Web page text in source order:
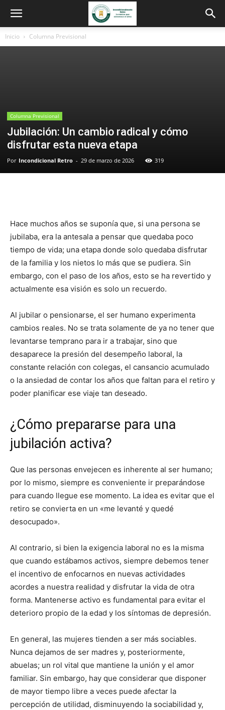
Inicio Columna Previsional
Columna Previsional
Jubilación: Un cambio radical y cómo
disfrutar esta nueva etapa
Por Incondicional Retro - 29 de marzo de 2026 319
Hace muchos años se suponía que, si una persona se
jubilaba, era la antesala a pensar que quedaba poco
tiempo de vida; una etapa donde solo quedaba disfrutar
de la familia y los nietos lo más que se pudiera. Sin
embargo, con el paso de los años, esto se ha revertido y
actualmente esa visión es solo un recuerdo.
Al jubilar o pensionarse, el ser humano experimenta
cambios reales. No se trata solamente de ya no tener que
levantarse temprano para ir a trabajar, sino que
desaparece la presión del desempeño laboral, la
constante relación con colegas, el cansancio acumulado
o la ansiedad de contar los años que faltan para el retiro y
poder planificar ese viaje tan deseado.
¿Cómo prepararse para una
jubilación activa?
Que las personas envejecen es inherente al ser humano;
por lo mismo, siempre es conveniente ir preparándose
para cuando llegue ese momento. La idea es evitar que el
retiro se convierta en un «me levanté y quedé
desocupado».
Al contrario, si bien la exigencia laboral no es la misma
que cuando estábamos activos, siempre debemos tener
el incentivo de enfocarnos en nuevas actividades
acordes a nuestra realidad y disfrutar la vida de otra
forma. Mantenerse activo es fundamental para evitar el
deterioro propio de la edad y los síntomas de depresión.
En general, las mujeres tienden a ser más sociables.
Nunca dejamos de ser madres y, posteriormente,
abuelas; un rol vital que mantiene la unión y el amor
familiar. Sin embargo, hay que considerar que disponer
de mayor tiempo libre a veces puede afectar la
percepción de utilidad, disminuyendo la sociabilidad y,